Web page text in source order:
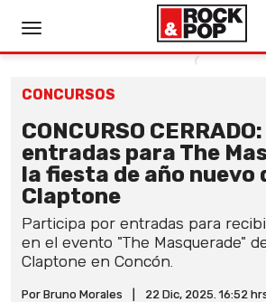
CONCURSOS
CONCURSO
entradas para The
la fiesta de año nuevo
Claptone
Participa por entradas para
en el evento "The Masquerade"
Claptone en Concón.
Por Bruno Morales 22 Dic, 2025. 16:52